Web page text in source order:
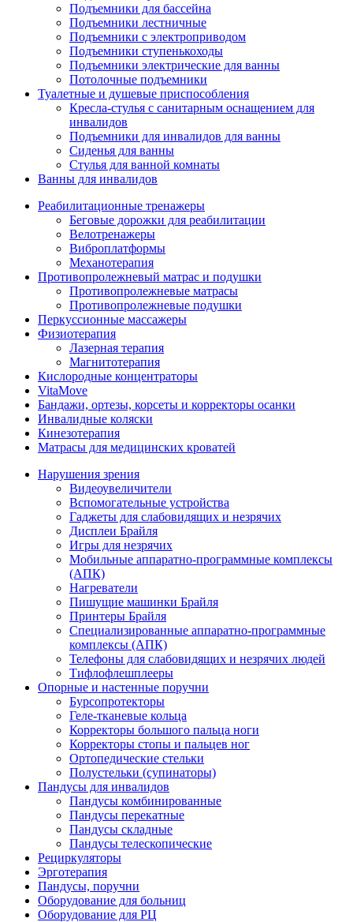
Подъемники для бассейна
Подъемники лестничные
Подъемники с электроприводом
Подъемники ступенькоходы
Подъемники электрические для ванны
Потолочные подъемники
Туалетные и душевые приспособления
Кресла-стулья с санитарным оснащением для
инвалидов
Подъемники для инвалидов для ванны
Сиденья для ванны
Стулья для ванной комнаты
Ванны для инвалидов
Реабилитационные тренажеры
Беговые дорожки для реабилитации
Велотренажеры
Виброплатформы
Механотерапия
Противопролежневый матрас и подушки
Противопролежневые матрасы
Противопролежневые подушки
Перкуссионные массажеры
Физиотерапия
Лазерная терапия
Магнитотерапия
Кислородные концентраторы
VitaMove
Бандажи, ортезы, корсеты и корректоры осанки
Инвалидные коляски
Кинезотерапия
Матрасы для медицинских кроватей
Нарушения зрения
Видеоувеличители
Вспомогательные устройства
Гаджеты для слабовидящих и незрячих
Дисплеи Брайля
Игры для незрячих
Мобильные аппаратно-программные комплексы
(АПК)
Нагреватели
Пишущие машинки Брайля
Принтеры Брайля
Специализированные аппаратно-программные
комплексы (АПК)
Телефоны для слабовидящих и незрячих людей
Тифлофлешплееры
Опорные и настенные поручни
Бурсопротекторы
Геле-тканевые кольца
Корректоры большого пальца ноги
Корректоры стопы и пальцев ног
Ортопедические стельки
Полустельки (супинаторы)
Пандусы для инвалидов
Пандусы комбинированные
Пандусы перекатные
Пандусы складные
Пандусы телескопические
Рециркуляторы
Эрготерапия
Пандусы, поручни
Оборудование для больниц
Оборудование для РЦ